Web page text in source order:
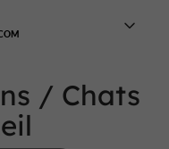
/ Chats